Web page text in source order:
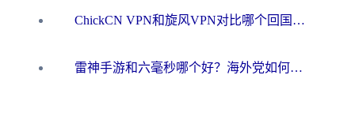
ChickCN VPN和旋风VPN对比哪个回国效果更好？海外用户的选择困境与出路
雷神手游和六毫秒哪个好？海外党如何真正解锁国内资源